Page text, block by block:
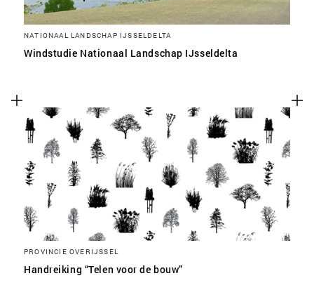
NATIONAAL LANDSCHAP IJSSELDELTA
Windstudie Nationaal Landschap IJsseldelta
PROVINCIE OVERIJSSEL
Handreiking “Telen voor de bouw”